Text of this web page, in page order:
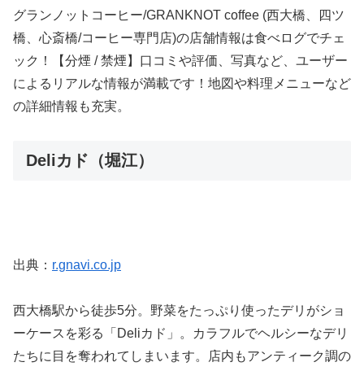
グランノットコーヒー/GRANKNOT coffee (西大橋、四ツ
橋、心斎橋/コーヒー専門店)の店舗情報は食べログでチェ
ック！【分煙 / 禁煙】口コミや評価、写真など、ユーザー
によるリアルな情報が満載です！地図や料理メニューなど
の詳細情報も充実。
Deliカド（堀江）
出典： r.gnavi.co.jp
西大橋駅から徒歩5分。野菜をたっぷり使ったデリがショ
ーケースを彩る「Deliカド」。カラフルでヘルシーなデリ
たちに目を奪われてしまいます。店内もアンティーク調の